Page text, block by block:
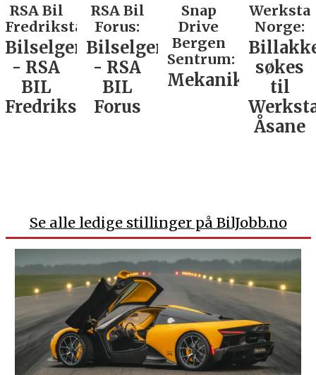
RSA Bil
Forus:
Bilselger
- RSA
BIL
Forus
Snap
Drive
Bergen
Sentrum:
Mekaniker
Werksta
Norge:
Billakkerer
søkes
til
Rodin &
Co AS:
Se alle ledige stillinger på BilJobb.no